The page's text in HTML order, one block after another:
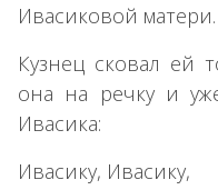
Ивасиковой матери.
Кузнец сковал ей
она на речку и
Ивасика:
Ивасику, Ивасику,